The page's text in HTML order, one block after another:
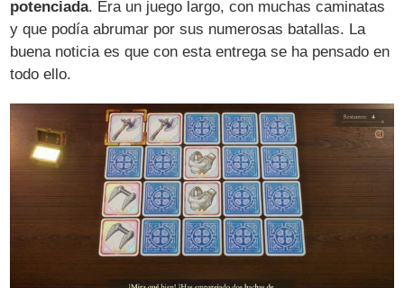
potenciada. Era un juego largo, con muchas caminatas
y que podía abrumar por sus numerosas batallas. La
buena noticia es que con esta entrega se ha pensado en
todo ello.